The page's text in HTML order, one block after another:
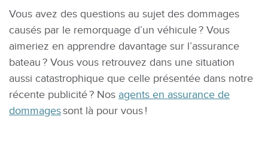
Vous avez des questions au sujet des dommages
causés par le remorquage d’un véhicule ? Vous
aimeriez en apprendre davantage sur l’assurance
bateau ? Vous vous retrouvez dans une situation
aussi catastrophique que celle présentée dans notre
récente publicité ? Nos agents en assurance de
dommagessont là pour vous !